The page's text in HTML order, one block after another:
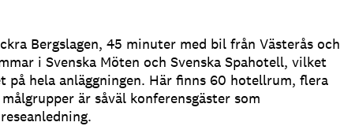
Bergslagen, 45 minuter med bil från Västerås och
i Svenska Möten och Svenska Spahotell, vilket
på hela anläggningen. Här finns 60 hotellrum, flera
är såväl konferensgäster som